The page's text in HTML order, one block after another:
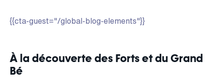
{{cta-guest="/global-blog-elements"}}
À la découverte des Forts et du Grand
Bé